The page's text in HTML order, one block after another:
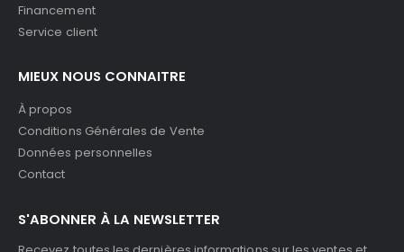
Financement
Service client
MIEUX NOUS CONNAITRE
À propos
Conditions Générales de Vente
Données personnelles
Contact
S'ABONNER À LA NEWSLETTER